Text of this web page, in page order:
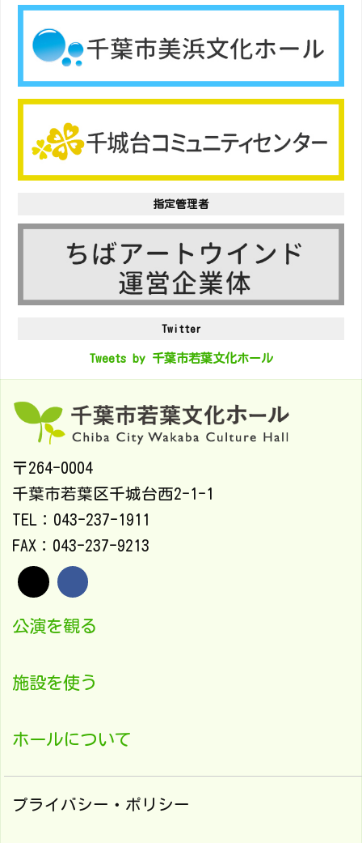
指定管理者
Twitter
Tweets by 千葉市若葉文化ホール
〒264-0004
千葉市若葉区千城台西2-1-1
TEL：043-237-1911
FAX：043-237-9213
公演を観る
施設を使う
ホールについて
プライバシー・ポリシー